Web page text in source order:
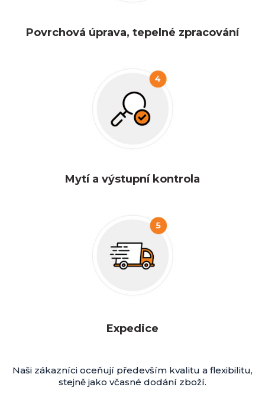
Povrchová úprava, tepelné zpracování
Mytí a výstupní kontrola
Expedice
Naši zákazníci oceňují především kvalitu a flexibilitu,
stejně jako včasné dodání zboží.